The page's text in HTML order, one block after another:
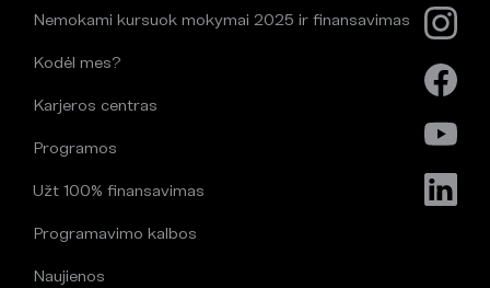
Nemokami kursuok mokymai 2025 ir finansavimas
Kodėl mes?
Karjeros centras
Programos
Užt 100% finansavimas
Programavimo kalbos
Naujienos